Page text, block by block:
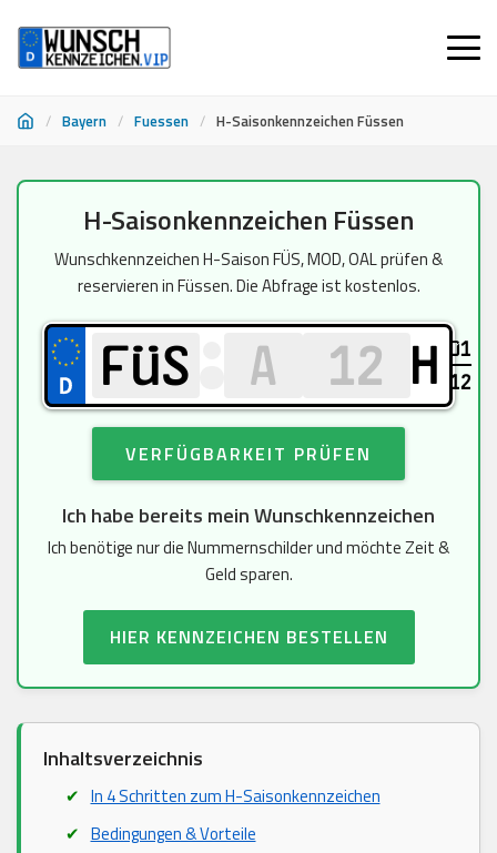
/ Bayern / Fuessen / H-Saisonkennzeichen Füssen
springen
H-Saisonkennzeichen Füssen
Wunschkennzeichen H-Saison FÜS, MOD, OAL prüfen &
reservieren in Füssen. Die Abfrage ist kostenlos.
H
01
12
VERFÜGBARKEIT PRÜFEN
Ich habe bereits mein Wunschkennzeichen
Ich benötige nur die Nummernschilder und möchte Zeit &
Geld sparen.
HIER KENNZEICHEN BESTELLEN
Inhaltsverzeichnis
In 4 Schritten zum H-Saisonkennzeichen
Bedingungen & Vorteile